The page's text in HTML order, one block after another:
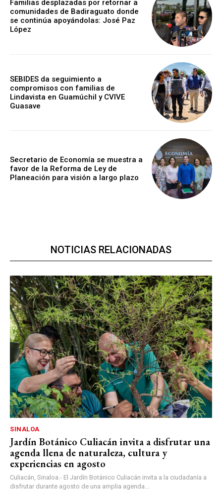
Familias desplazadas por retornar a
comunidades de Badiraguato donde
se continúa apoyándolas: José Paz
López
SEBIDES da seguimiento a
compromisos con familias de
Lindavista en Guamúchil y CVIVE
Guasave
Secretario de Economía se muestra a
favor de la Reforma de Ley de
Planeación para visión a largo plazo
NOTICIAS RELACIONADAS
SINALOA
Jardín Botánico Culiacán invita a disfrutar una
agenda llena de naturaleza, cultura y
experiencias en agosto
Culiacán, Sinaloa.- El Jardín Botánico Culiacán invita a la ciudadanía a
disfrutar durante agosto de una amplia agenda...